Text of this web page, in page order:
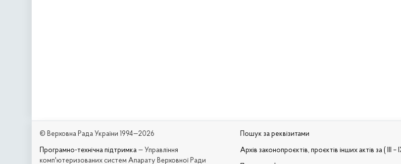
© Верховна Рада України 1994—2026
Програмно-технічна підтримка — Управління
комп'ютеризованих систем Апарату Верховної Ради
Пошук за реквізитами
Архів законопроєктів, проєктів інших актів за ( III –